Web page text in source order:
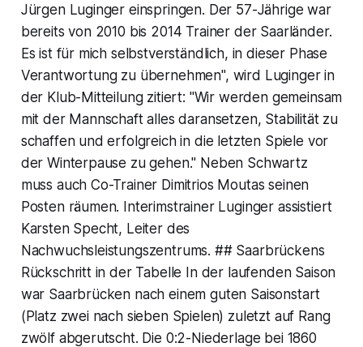
Jürgen Luginger einspringen. Der 57-Jährige war
bereits von 2010 bis 2014 Trainer der Saarländer.
Es ist für mich selbstverständlich, in dieser Phase
Verantwortung zu übernehmen", wird Luginger in
der Klub-Mitteilung zitiert: "Wir werden gemeinsam
mit der Mannschaft alles daransetzen, Stabilität zu
schaffen und erfolgreich in die letzten Spiele vor
der Winterpause zu gehen." Neben Schwartz
muss auch Co-Trainer Dimitrios Moutas seinen
Posten räumen. Interimstrainer Luginger assistiert
Karsten Specht, Leiter des
Nachwuchsleistungszentrums. ## Saarbrückens
Rückschritt in der Tabelle In der laufenden Saison
war Saarbrücken nach einem guten Saisonstart
(Platz zwei nach sieben Spielen) zuletzt auf Rang
zwölf abgerutscht. Die 0:2-Niederlage bei 1860